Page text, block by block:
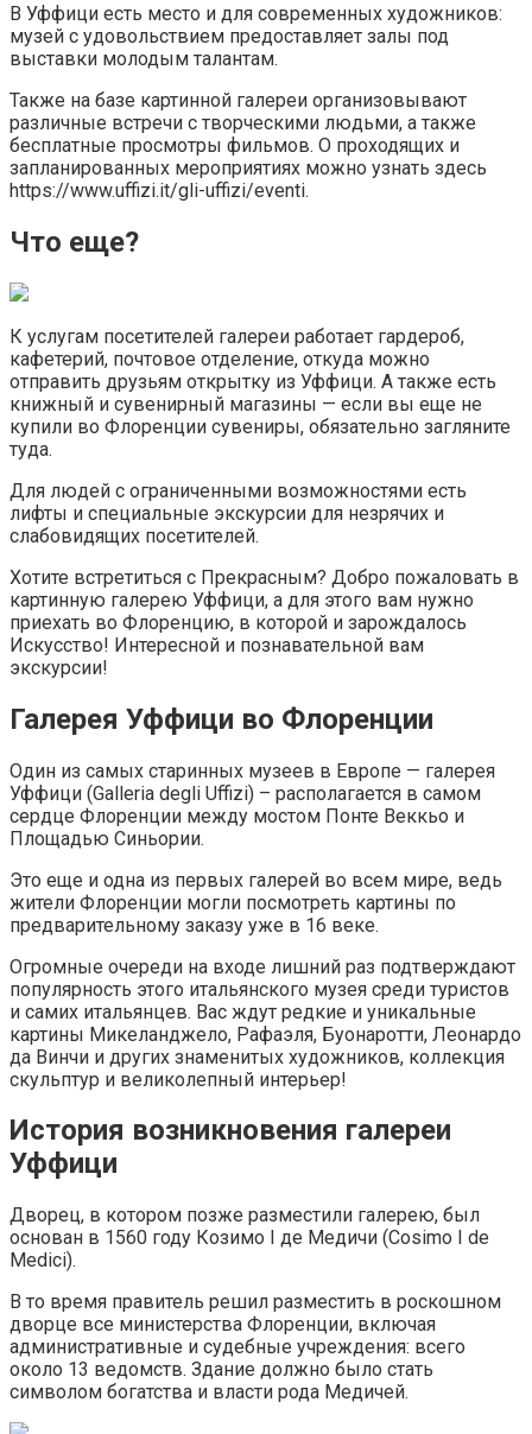
В Уффици есть место и для современных художников:
музей с удовольствием предоставляет залы под
выставки молодым талантам.
Также на базе картинной галереи организовывают
различные встречи с творческими людьми, а также
бесплатные просмотры фильмов. О проходящих и
запланированных мероприятиях можно узнать здесь
https://www.uffizi.it/gli-uffizi/eventi.
Что еще?
К услугам посетителей галереи работает гардероб,
кафетерий, почтовое отделение, откуда можно
отправить друзьям открытку из Уффици. А также есть
книжный и сувенирный магазины — если вы еще не
купили во Флоренции сувениры, обязательно загляните
туда.
Для людей с ограниченными возможностями есть
лифты и специальные экскурсии для незрячих и
слабовидящих посетителей.
Хотите встретиться с Прекрасным? Добро пожаловать в
картинную галерею Уффици, а для этого вам нужно
приехать во Флоренцию, в которой и зарождалось
Искусство! Интересной и познавательной вам
экскурсии!
Галерея Уффици во Флоренции
Один из самых старинных музеев в Европе — галерея
Уффици (Galleria degli Uffizi) – располагается в самом
сердце Флоренции между мостом Понте Веккьо и
Площадью Синьории.
Это еще и одна из первых галерей во всем мире, ведь
жители Флоренции могли посмотреть картины по
предварительному заказу уже в 16 веке.
Огромные очереди на входе лишний раз подтверждают
популярность этого итальянского музея среди туристов
и самих итальянцев. Вас ждут редкие и уникальные
картины Микеланджело, Рафаэля, Буонаротти, Леонардо
да Винчи и других знаменитых художников, коллекция
скульптур и великолепный интерьер!
История возникновения галереи
Уффици
Дворец, в котором позже разместили галерею, был
основан в 1560 году Козимо I де Медичи (Cosimo I de
Medici).
В то время правитель решил разместить в роскошном
дворце все министерства Флоренции, включая
административные и судебные учреждения: всего
около 13 ведомств. Здание должно было стать
символом богатства и власти рода Медичей.